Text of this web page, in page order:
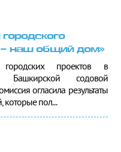
– наш общий дом»
проектов в
Башкирской содовой
огласила результаты
которые пол...